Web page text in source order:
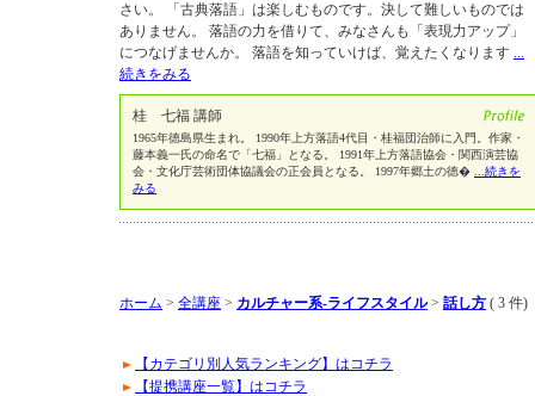
さい。 「古典落語」は楽しむものです。決して難しいものでは
ありません。 落語の力を借りて、みなさんも「表現力アップ」
につなげませんか。 落語を知っていけば、覚えたくなります ...
続きをみる
桂 七福 講師
1965年徳島県生まれ。 1990年上方落語4代目・桂福団治師に入門。作家・
藤本義一氏の命名で「七福」となる。 1991年上方落語協会・関西演芸協
会・文化庁芸術団体協議会の正会員となる。 1997年郷土の徳�
...続きを
みる
ホーム > 全講座 > カルチャー系-ライフスタイル> 話し方 ( 3 件)
【カテゴリ別人気ランキング】はコチラ
【提携講座一覧】はコチラ